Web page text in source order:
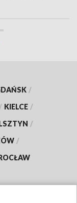
/
/ KIELCE /
/
/